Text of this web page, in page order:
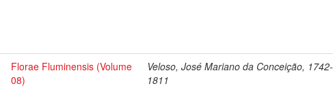
Florae Fluminensis (Volume
08)
Veloso, José Mariano da Conceição, 1742-
1811